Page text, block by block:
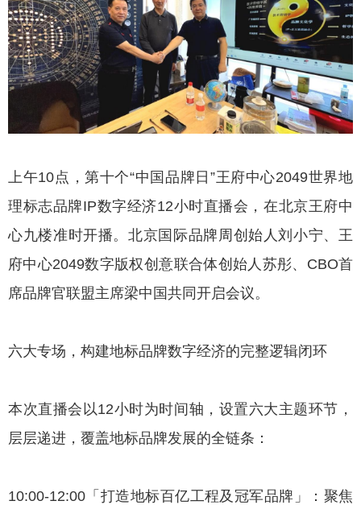
上午10点，第十个“中国品牌日”王府中心2049世界地
理标志品牌IP数字经济12小时直播会，在北京王府中
心九楼准时开播。北京国际品牌周创始人刘小宁、王
府中心2049数字版权创意联合体创始人苏彤、CBO首
席品牌官联盟主席梁中国共同开启会议。
六大专场，构建地标品牌数字经济的完整逻辑闭环
本次直播会以12小时为时间轴，设置六大主题环节，
层层递进，覆盖地标品牌发展的全链条：
10:00-12:00「打造地标百亿工程及冠军品牌」：聚焦